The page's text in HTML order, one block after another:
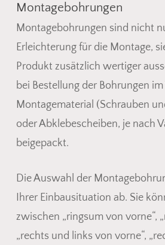
Montagebohrungen
Montagebohrungen sind nicht
Erleichterung für die Montage,
Produkt zusätzlich wertiger
bei Bestellung der Bohrungen
Montagematerial (Schrauben
oder Abklebescheiben, je nach
beigepackt.
Die Auswahl der
Ihrer Einbausituation ab. Sie
zwischen „ringsum von vorne“,
„rechts und links von vorne“,